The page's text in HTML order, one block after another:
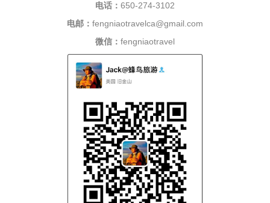
电话： 650-274-3102
电邮： fengniaotravelca@gmail.com
微信： fengniaotravel